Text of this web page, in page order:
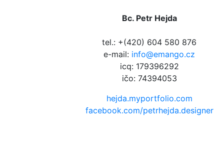
Bc. Petr Hejda
tel.: +(420) 604 580 876
e-mail: info@emango.cz
icq: 179396292
ičo: 74394053
hejda.myportfolio.com
facebook.com/petrhejda.designer